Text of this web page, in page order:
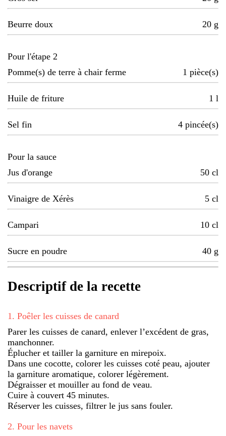
Beurre doux 20 g
Pour l'étape 2
Pomme(s) de terre à chair ferme
1 pièce(s)
Huile de friture 1 l
Sel fin 4 pincée(s)
Pour la sauce
Jus d'orange
50 cl
Vinaigre de Xérès 5 cl
Campari 10 cl
Sucre en poudre 40 g
Descriptif de la recette
1 . Poêler les cuisses de canard
Parer les cuisses de canard, enlever l’excédent de gras,
manchonner.
Éplucher et tailler la garniture en mirepoix.
Dans une cocotte, colorer les cuisses coté peau, ajouter
la garniture aromatique, colorer légèrement.
Dégraisser et mouiller au fond de veau.
Cuire à couvert 45 minutes.
Réserver les cuisses, filtrer le jus sans fouler.
2. Pour les navets